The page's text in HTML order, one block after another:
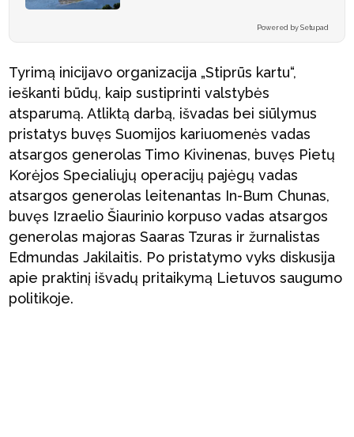
Powered by Setupad
Tyrimą inicijavo organizacija „Stiprūs kartu“,
ieškanti būdų, kaip sustiprinti valstybės
atsparumą. Atliktą darbą, išvadas bei siūlymus
pristatys buvęs Suomijos kariuomenės vadas
atsargos generolas Timo Kivinenas, buvęs Pietų
Korėjos Specialiųjų operacijų pajėgų vadas
atsargos generolas leitenantas In-Bum Chunas,
buvęs Izraelio Šiaurinio korpuso vadas atsargos
generolas majoras Saaras Tzuras ir žurnalistas
Edmundas Jakilaitis. Po pristatymo vyks diskusija
apie praktinį išvadų pritaikymą Lietuvos saugumo
politikoje.